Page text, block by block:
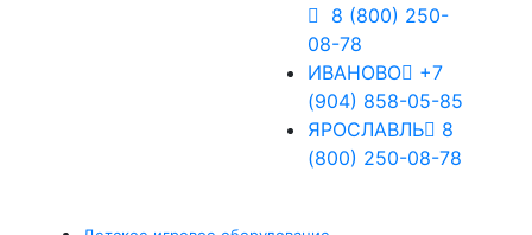
8 (800) 250-
08-78
ИВАНОВО
+7
(904) 858-05-85
ЯРОСЛАВЛЬ
8
(800) 250-08-78